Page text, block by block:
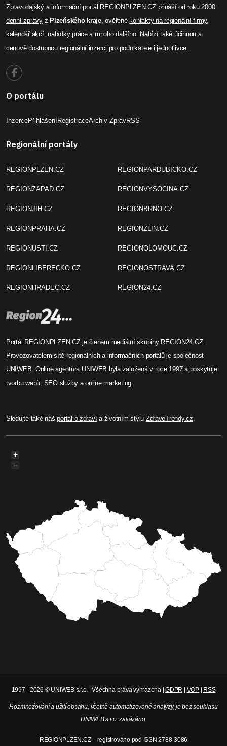
Zpravodajský a informační portál REGIONPLZEN.CZ přináší od roku 2000
denní zprávyz Plzeňského kraje, ověřené kontakty na regionální firmy,
kalendář akcí,nabídky prácea mnoho dalšího. Nabízí také účinnou a
cenově dostupnou regionální inzerci pro podnikatele i jednotlivce.
O portálu
InzercePřihlášeníRegistraceArchiv ZprávRSS
Regionální portály
REGIONPLZEN.CZ
REGIONZAPAD.CZ
REGIONJIH.CZ
REGIONPRAHA.CZ
REGIONUSTI.CZ
REGIONLIBERECKO.CZ
REGIONHRADEC.CZ
REGIONPARDUBICKO.CZ
REGIONVYSOCINA.CZ
REGIONBRNO.CZ
REGIONZLIN.CZ
REGIONOLOMOUC.CZ
REGIONOSTRAVA.CZ
REGION24.CZ
Portál REGIONPLZEN.CZ je členem mediální skupiny REGION24.CZ.
Provozovatelem sítě regionálních a informačních portálů je společnost
UNIWEB. Online agentura UNIWEB byla založená v roce 1997 a poskytuje
tvorbu webů, SEO služby a online marketing.
Sledujte také nášportál o zdravía životním stylu ZdraveTrendy.cz.
+
−
1997 - 2026 © UNIWEB s.r.o. | Všechna práva vyhrazena |GDPR VOP| RSS
Rozmnožování a užití obsahu, včetně automatizované analýzy, je bez souhlasu
UNIWEB s.r.o. zakázáno.
REGIONPLZEN.CZ – registrováno pod ISSN 2788-3086